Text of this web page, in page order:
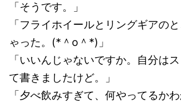
「そうです。」
「フライホイールとリングギアの
ゃった。(*＾o＾*)」
「いいんじゃないですか。自分は
て書きましたけど。」
「夕べ飲みすぎて、何やってるか